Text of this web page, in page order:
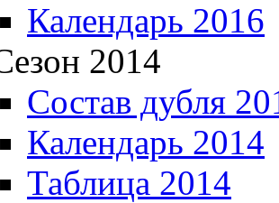
Календарь 2016
2014
Состав дубля
Календарь 2014
Таблица 2014